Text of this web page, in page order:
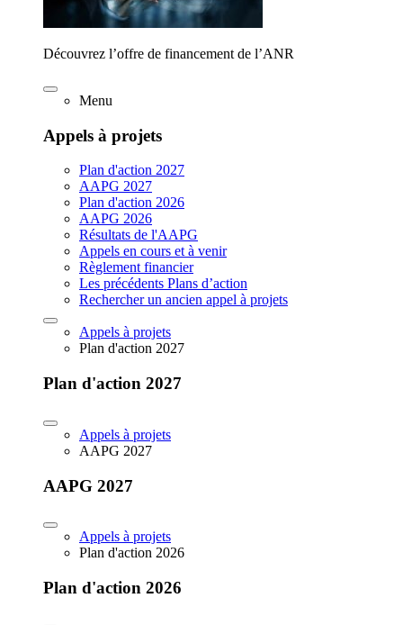
Découvrez l’offre de financement de l’ANR
Menu
Appels à projets
Plan d'action 2027
AAPG 2027
Plan d'action 2026
AAPG 2026
Résultats de l'AAPG
Appels en cours et à venir
Règlement financier
Les précédents Plans d’action
Rechercher un ancien appel à projets
Appels à projets
Plan d'action 2027
Plan d'action 2027
Appels à projets
AAPG 2027
AAPG 2027
Appels à projets
Plan d'action 2026
Plan d'action 2026